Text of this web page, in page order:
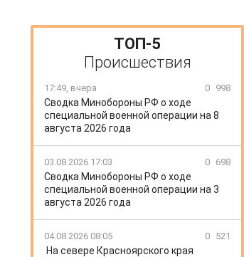
ТОП-5
Происшествия
17:49, вчера 0 998
Сводка Минобороны РФ о ходе
специальной военной операции на 8
августа 2026 года
03.08.2026 17:03 0 698
Сводка Минобороны РФ о ходе
специальной военной операции на 3
августа 2026 года
04.08.2026 08:05 0 521
На севере Красноярского края